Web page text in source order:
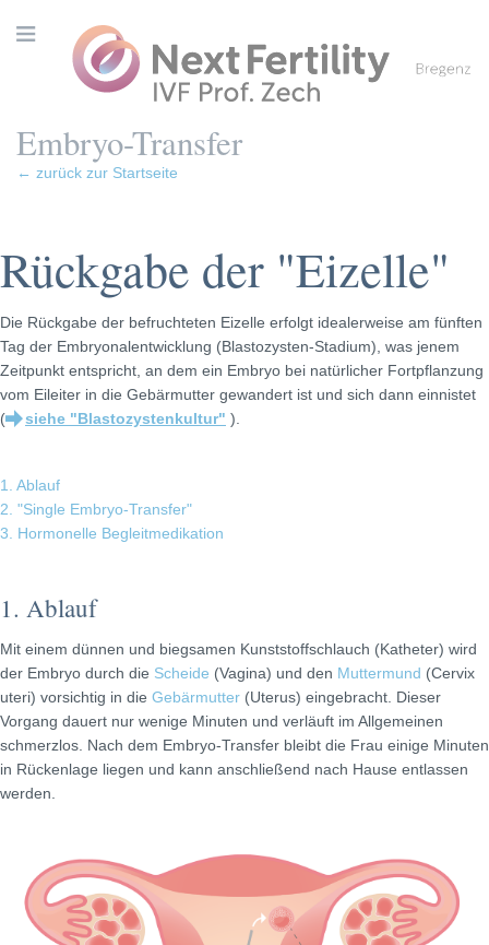
Embryo-Transfer
← zurück zur Startseite
Rückgabe der "Eizelle"
Die Rückgabe der befruchteten Eizelle erfolgt idealerweise am fünften
Tag der Embryonalentwicklung (Blastozysten-Stadium), was jenem
Zeitpunkt entspricht, an dem ein Embryo bei natürlicher Fortpflanzung
vom Eileiter in die Gebärmutter gewandert ist und sich dann einnistet
(
siehe "Blastozystenkultur" ).
1. Ablauf
2. "Single Embryo-Transfer"
3. Hormonelle Begleitmedikation
1. Ablauf
Mit einem dünnen und biegsamen Kunststoffschlauch (Katheter) wird
der Embryo durch die Scheide (Vagina) und den Muttermund (Cervix
uteri) vorsichtig in die Gebärmutter (Uterus) eingebracht. Dieser
Vorgang dauert nur wenige Minuten und verläuft im Allgemeinen
schmerzlos. Nach dem Embryo-Transfer bleibt die Frau einige Minuten
in Rückenlage liegen und kann anschließend nach Hause entlassen
werden.